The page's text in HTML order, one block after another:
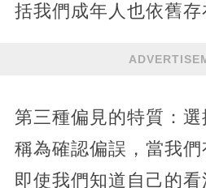
括我們成年人也依舊存
第三種偏見的特質：
稱為確認偏誤，當我們
即使我們知道自己的